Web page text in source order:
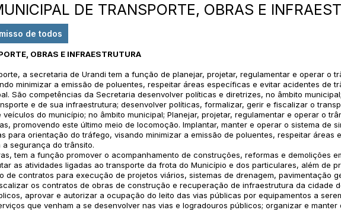
DE TRANSPORTE, OBRAS E
de todos
OBRAS E INFRAESTRUTURA
a secretaria de Urandi tem a função de planejar, projetar, regulamentar e operar o
minimizar a emissão de poluentes, respeitar áreas específicas e evitar acidentes de
São competências da Secretaria desenvolver políticas e diretrizes, no âmbito
e de sua infraestrutura; desenvolver políticas, formalizar, gerir e fiscalizar o
do município; no âmbito municipal; Planejar, projetar, regulamentar e operar o
promovendo este último meio de locomoção. Implantar, manter e operar o sistema de
para orientação do tráfego, visando minimizar a emissão de poluentes, respeitar
segurança do trânsito.
tem a função promover o acompanhamento de construções, reformas e demolições
as atividades ligadas ao transporte da frota do Município e dos particulares, além de
contratos para execução de projetos viários, sistemas de drenagem, pavimentação
os contratos de obras de construção e recuperação de infraestrutura da cidade
aprovar e autorizar a ocupação do leito das vias públicas por equipamentos a
que venham a se desenvolver nas vias e logradouros públicos; organizar e